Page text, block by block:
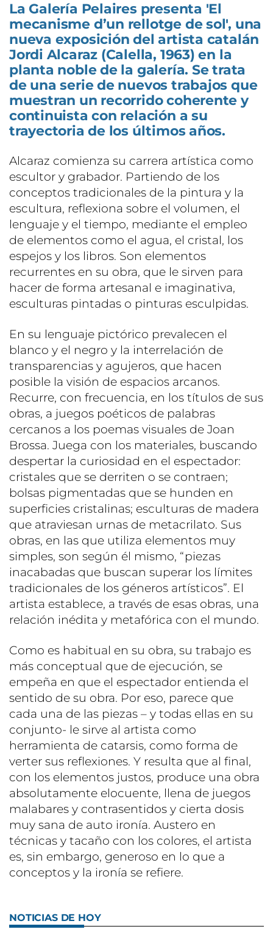
La Galería Pelaires presenta 'El
mecanisme d’un rellotge de sol', una
nueva exposición del artista catalán
Jordi Alcaraz (Calella, 1963) en la
planta noble de la galería. Se trata
de una serie de nuevos trabajos que
muestran un recorrido coherente y
continuista con relación a su
trayectoria de los últimos años.
Alcaraz comienza su carrera artística como
escultor y grabador. Partiendo de los
conceptos tradicionales de la pintura y la
escultura, reflexiona sobre el volumen, el
lenguaje y el tiempo, mediante el empleo
de elementos como el agua, el cristal, los
espejos y los libros. Son elementos
recurrentes en su obra, que le sirven para
hacer de forma artesanal e imaginativa,
esculturas pintadas o pinturas esculpidas.
En su lenguaje pictórico prevalecen el
blanco y el negro y la interrelación de
transparencias y agujeros, que hacen
posible la visión de espacios arcanos.
Recurre, con frecuencia, en los títulos de sus
obras, a juegos poéticos de palabras
cercanos a los poemas visuales de Joan
Brossa. Juega con los materiales, buscando
despertar la curiosidad en el espectador:
cristales que se derriten o se contraen;
bolsas pigmentadas que se hunden en
superficies cristalinas; esculturas de madera
que atraviesan urnas de metacrilato. Sus
obras, en las que utiliza elementos muy
simples, son según él mismo, “piezas
inacabadas que buscan superar los límites
tradicionales de los géneros artísticos”. El
artista establece, a través de esas obras, una
relación inédita y metafórica con el mundo.
Como es habitual en su obra, su trabajo es
más conceptual que de ejecución, se
empeña en que el espectador entienda el
sentido de su obra. Por eso, parece que
cada una de las piezas – y todas ellas en su
conjunto- le sirve al artista como
herramienta de catarsis, como forma de
verter sus reflexiones. Y resulta que al final,
con los elementos justos, produce una obra
absolutamente elocuente, llena de juegos
malabares y contrasentidos y cierta dosis
muy sana de auto ironía. Austero en
técnicas y tacaño con los colores, el artista
es, sin embargo, generoso en lo que a
conceptos y la ironía se refiere.
NOTICIAS DE HOY